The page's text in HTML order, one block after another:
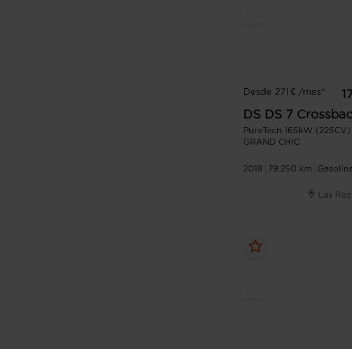
Desde 271 € /mes*
DS DS 7
PureTech 165kW
GRAND CHIC
2018 79.250 km
Las